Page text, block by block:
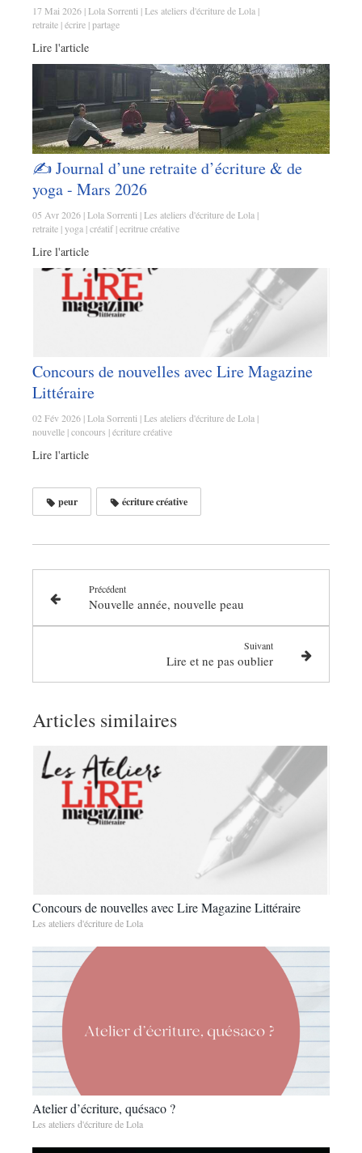
17 Mai 2026 Lola Sorrenti Les ateliers d'écriture de Lola
retraite écrire partage
Lire l'article
✍️ Journal d’une retraite d’écriture & de
yoga - Mars 2026
05 Avr 2026 Lola Sorrenti Les ateliers d'écriture de Lola
retraite yoga créatif ecritrue créative
Lire l'article
Concours de nouvelles avec Lire Magazine
Littéraire
02 Fév 2026 Lola Sorrenti Les ateliers d'écriture de Lola
nouvelle concours écriture créative
Lire l'article
peur écriture créative
Précédent
Nouvelle année, nouvelle peau
Suivant
Lire et ne pas oublier
Articles similaires
Concours de nouvelles avec Lire Magazine Littéraire
Les ateliers d'écriture de Lola
Atelier d’écriture, quésaco ?
Les ateliers d'écriture de Lola